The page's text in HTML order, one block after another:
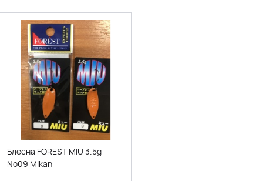
Блесна FOREST MIU 3.5g
No09 Mikan